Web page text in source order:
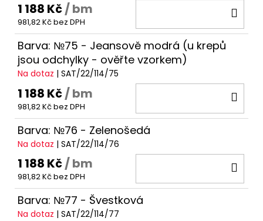
1 188 Kč/ bm
981,82 Kč bez DPH
Barva: №75 - Jeansově modrá (u krepů
jsou odchylky - ověřte vzorkem)
Na dotaz | SAT/22/114/75
1 188 Kč/ bm
981,82 Kč bez DPH
Barva: №76 - Zelenošedá
Na dotaz | SAT/22/114/76
1 188 Kč/ bm
981,82 Kč bez DPH
Barva: №77 - Švestková
Na dotaz | SAT/22/114/77